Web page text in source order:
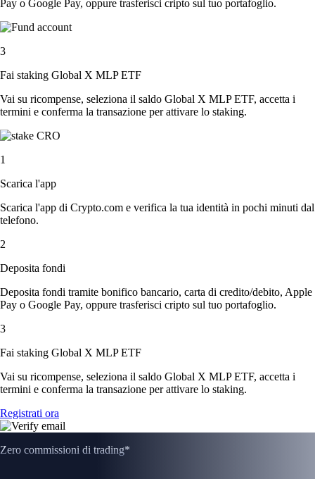
Pay o Google Pay, oppure trasferisci cripto sul tuo portafoglio.
3
Fai staking Global X MLP ETF
Vai su ricompense, seleziona il saldo Global X MLP ETF, accetta i
termini e conferma la transazione per attivare lo staking.
1
Scarica l'app
Scarica l'app di Crypto.com e verifica la tua identità in pochi minuti dal
telefono.
2
Deposita fondi
Deposita fondi tramite bonifico bancario, carta di credito/debito, Apple
Pay o Google Pay, oppure trasferisci cripto sul tuo portafoglio.
3
Fai staking Global X MLP ETF
Vai su ricompense, seleziona il saldo Global X MLP ETF, accetta i
termini e conferma la transazione per attivare lo staking.
Registrati ora
Zero commissioni di trading*